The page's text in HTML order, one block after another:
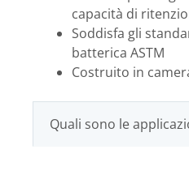
capacità di
Soddisfa gli
batterica ASTM
Costruito in
Quali sono le